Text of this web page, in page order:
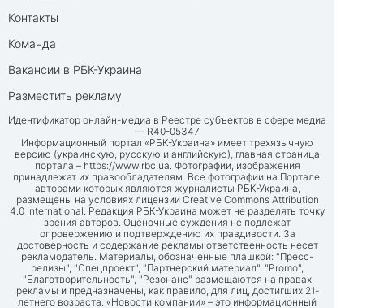
Контакты
Команда
Вакансии в РБК-Украина
Разместить рекламу
Идентификатор онлайн-медиа в Реестре субъектов в сфере медиа
— R40-05347
Информационный портал «РБК-Украина» имеет трехязычную
версию (украинскую, русскую и английскую), главная страница
портала – https://www.rbc.ua. Фотографии, изображения
принадлежат их правообладателям. Все фотографии на Портале,
авторами которых являются журналисты РБК-Украина,
размещены на условиях лицензии Creative Commons Attribution
4.0 International. Редакция РБК-Украина может не разделять точку
зрения авторов. Оценочные суждения не подлежат
опровержению и подтверждению их правдивости. За
достоверность и содержание рекламы ответственность несет
рекламодатель. Материалы, обозначенные плашкой: "Пресс-
релизы", "Спецпроект", "Партнерский материал", "Promo",
"Благотворительность", "Резонанс" размещаются на правах
рекламы и предназначены, как правило, для лиц, достигших 21-
летнего возраста. «Новости компании» – это информационный